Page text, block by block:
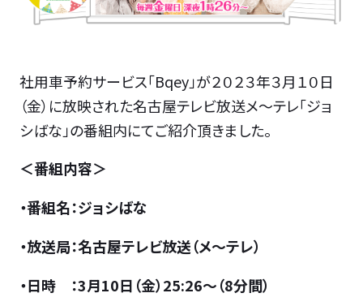
社用車予約サービス「Bqey」が２０２３年３月１０日
（金）に放映された名古屋テレビ放送メ～テレ「ジョ
シばな」の番組内にてご紹介頂きました。
＜番組内容＞
・番組名：ジョシばな
・放送局：名古屋テレビ放送（メ～テレ）
・日時 ：3月10日（金）25:26～（8分間）